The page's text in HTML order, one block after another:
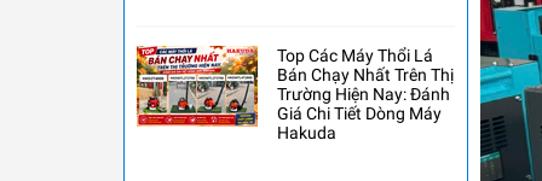
Top Các Máy Thổi Lá
Bán Chạy Nhất Trên Thị
Trường Hiện Nay: Đánh
Giá Chi Tiết Dòng Máy
Hakuda